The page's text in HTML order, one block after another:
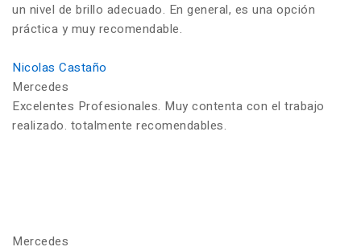
un nivel de brillo adecuado. En general, es una opción
práctica y muy recomendable.
Nicolas Castaño
Mercedes
Excelentes Profesionales. Muy contenta con el trabajo
realizado. totalmente recomendables.
Mercedes